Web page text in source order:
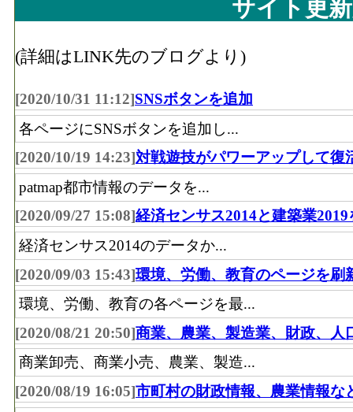
サイト更
(詳細はLINK先のブログより)
[2020/10/31 11:12]SNSボタンを追加
各ページにSNSボタンを追加し...
[2020/10/19 14:23]対戦遊技がパワーアップして復
patmap都市情報のデータを...
[2020/09/27 15:08]経済センサス2014と建築業2019
経済センサス2014のデータか...
[2020/09/03 15:43]環境、労働、教育のページを刷
環境、労働、教育の各ページを最...
[2020/08/21 20:50]商業、農業、製造業、財政、人
商業卸売、商業小売、農業、製造...
[2020/08/19 16:05]市町村の財政情報、農業情報な